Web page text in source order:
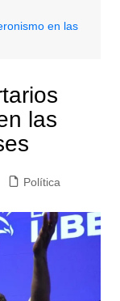
en las
las
Política